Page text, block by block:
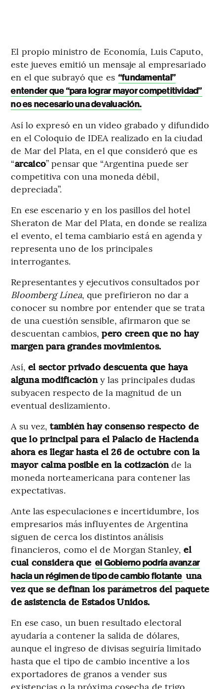
El propio ministro de Economía, Luis Caputo,
este jueves emitió un mensaje al empresariado
en el que subrayó que es “fundamental”
entender que “para lograr mayor competitividad”
no es necesario una devaluación.
Así lo expresó en un video grabado y difundido
en el Coloquio de IDEA realizado en la ciudad
de Mar del Plata, en el que consideró que es
“arcaico” pensar que “Argentina puede ser
competitiva con una moneda débil,
depreciada”.
En ese escenario y en los pasillos del hotel
Sheraton de Mar del Plata, en donde se realiza
el evento, el tema cambiario está en agenda y
representa uno de los principales
interrogantes.
Representantes y ejecutivos consultados por
Bloomberg Línea, que prefirieron no dar a
conocer su nombre por entender que se trata
de una cuestión sensible, afirmaron que se
descuentan cambios,pero creen que no hay
margen para grandes movimientos.
Así, el sector privado descuenta que haya
alguna modificacióny las principales dudas
subyacen respecto de la magnitud de un
eventual deslizamiento.
A su vez,también hay consenso respecto de
que lo principal para el Palacio de Hacienda
ahora es llegar hasta el 26 de octubre con la
mayor calma posible en la cotizaciónde la
moneda norteamericana para contener las
expectativas.
Ante las especulaciones e incertidumbre, los
empresarios más influyentes de Argentina
siguen de cerca los distintos análisis
financieros, como el de Morgan Stanley,el
cual considera que el Gobierno podría avanzar
hacia un régimen de tipo de cambio flotante una
vez que se definan los parámetros del paquete
de asistencia de Estados Unidos.
En ese caso, un buen resultado electoral
ayudaría a contener la salida de dólares,
aunque el ingreso de divisas seguiría limitado
hasta que el tipo de cambio incentive a los
exportadores de granos a vender sus
existencias o la próxima cosecha de trigo.